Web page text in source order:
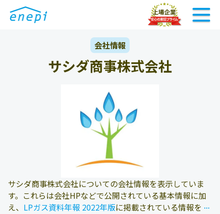
会社情報
サシダ商事株式会社
サシダ商事株式会社についての会社情報を表示していま
す。これらは会社HPなどで公開されている基本情報に加
え、 LPガス資料年報 2022年版に掲載されている情報を参
...
...